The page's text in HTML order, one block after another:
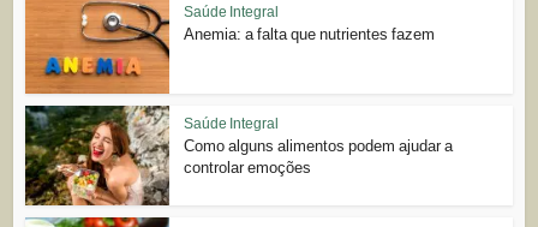
Saúde Integral
Anemia: a falta que nutrientes fazem
Saúde Integral
Como alguns alimentos podem ajudar a
controlar emoções